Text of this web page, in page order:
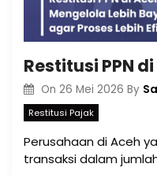
On 26 Mei 2026 By
Restitusi Pajak
Perusahaan di Aceh
transaksi dalam